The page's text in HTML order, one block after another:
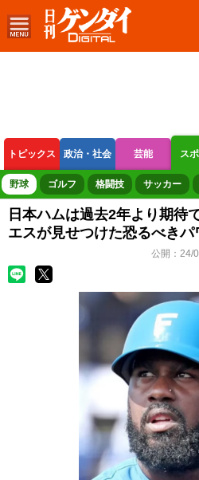
トピックス 政治・社会 芸能 ス
ボートレース 競輪 オートレース
野球 ゴルフ 格闘技 サッカー
日本ハムは過去2年より期待
エスが見せつけた恐るべきパ
公開： 24/